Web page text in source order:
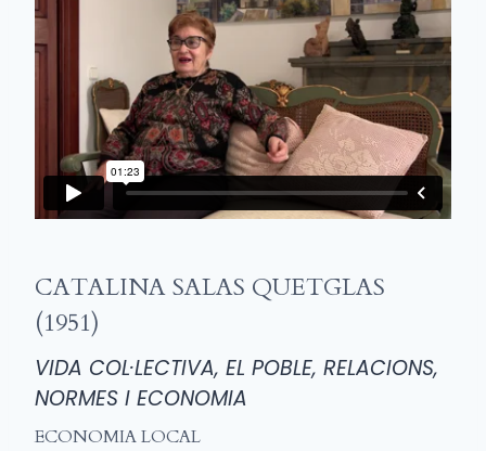
CATALINA SALAS QUETGLAS
(1951)
VIDA COL·LECTIVA, EL POBLE, RELACIONS,
NORMES I ECONOMIA
ECONOMIA LOCAL